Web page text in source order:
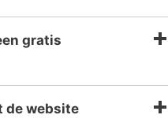
gratis
de website